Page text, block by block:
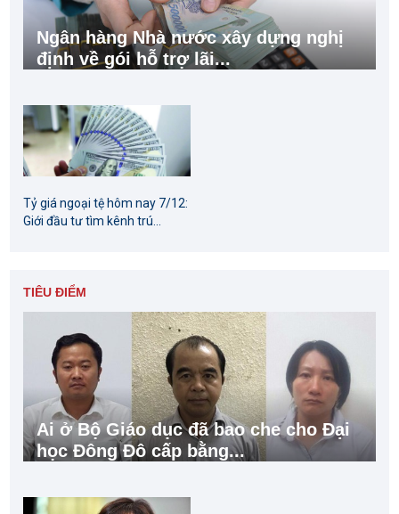
Ngân hàng Nhà nước xây dựng nghị
định về gói hỗ trợ lãi...
Tỷ giá ngoại tệ hôm nay 7/12:
Giới đầu tư tìm kênh trú...
TIÊU ĐIỂM
Ai ở Bộ Giáo dục đã bao che cho Đại
học Đông Đô cấp bằng...